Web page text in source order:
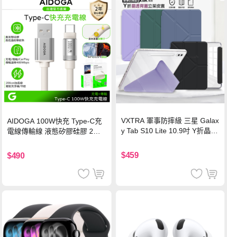
AIDOGA 100W快充 Type-C充
電線傳輸線 液態矽膠硅膠 2M
$490
VXTRA 軍事防摔級 三星 Galax
y Tab S10 Lite 10.9吋 Y折晶透
$459